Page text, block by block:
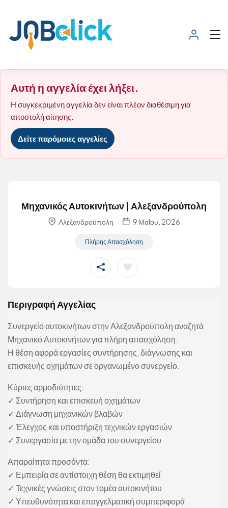
Αυτή η αγγελία έχει λήξει.
Η συγκεκριμένη αγγελία δεν είναι πλέον διαθέσιμη για
αποστολή αίτησης.
Δείτε παρόμοιες αγγελίες
Μηχανικός Αυτοκινήτων | Αλεξανδρούπολη
Αλεξανδρούπολη 9 Μαΐου, 2026
Πλήρης Απασχόληση
Περιγραφή Αγγελίας
Συνεργείο αυτοκινήτων στην Αλεξανδρούπολη αναζητά
Μηχανικό Αυτοκινήτων για πλήρη απασχόληση.
Η θέση αφορά εργασίες συντήρησης, διάγνωσης και
επισκευής οχημάτων σε οργανωμένο συνεργείο.
Κύριες αρμοδιότητες:
✓ Συντήρηση και επισκευή οχημάτων
✓ Διάγνωση μηχανικών βλαβών
✓ Έλεγχος και υποστήριξη τεχνικών εργασιών
✓ Συνεργασία με την ομάδα του συνεργείου
Απαραίτητα προσόντα:
✓ Εμπειρία σε αντίστοιχη θέση θα εκτιμηθεί
✓ Τεχνικές γνώσεις στον τομέα αυτοκινήτου
✓ Υπευθυνότητα και επαγγελματική συμπεριφορά